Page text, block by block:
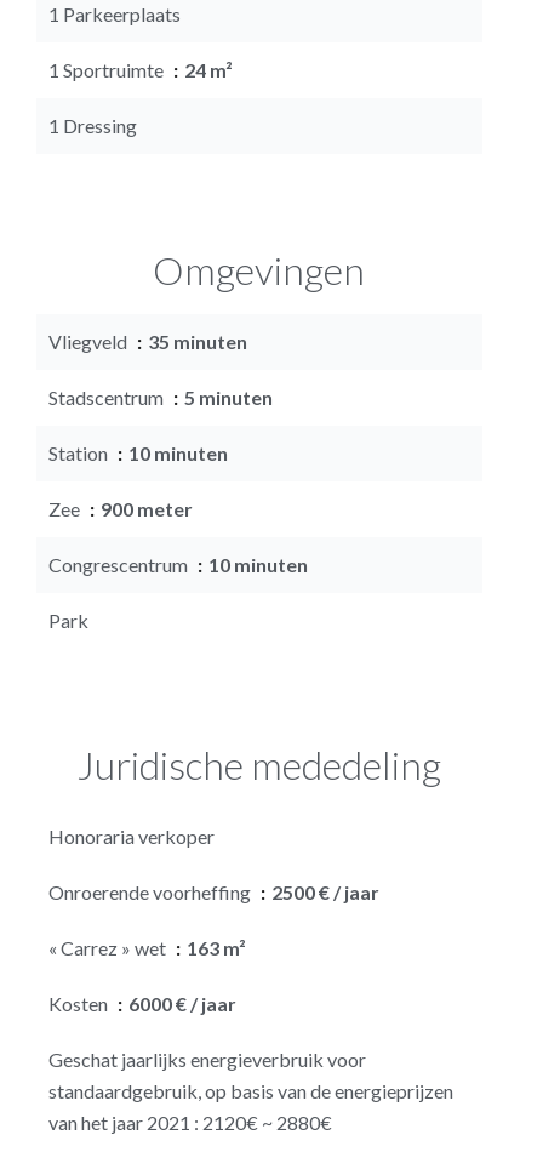
1 Parkeerplaats
1 Sportruimte 24 m²
1 Dressing
Omgevingen
Vliegveld 35 minuten
Stadscentrum 5 minuten
Station 10 minuten
Zee 900 meter
Congrescentrum 10 minuten
Park
Juridische mededeling
Honoraria verkoper
Onroerende voorheffing 2500 € / jaar
« Carrez » wet 163 m²
Kosten 6000 € / jaar
Geschat jaarlijks energieverbruik voor
standaardgebruik, op basis van de energieprijzen
van het jaar 2021 : 2120€ ~ 2880€